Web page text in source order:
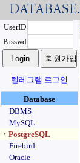
UserID
Passwd
텔레그램 로그인
Database
DBMS
MySQL
ㆍPostgreSQL
Firebird
Oracle